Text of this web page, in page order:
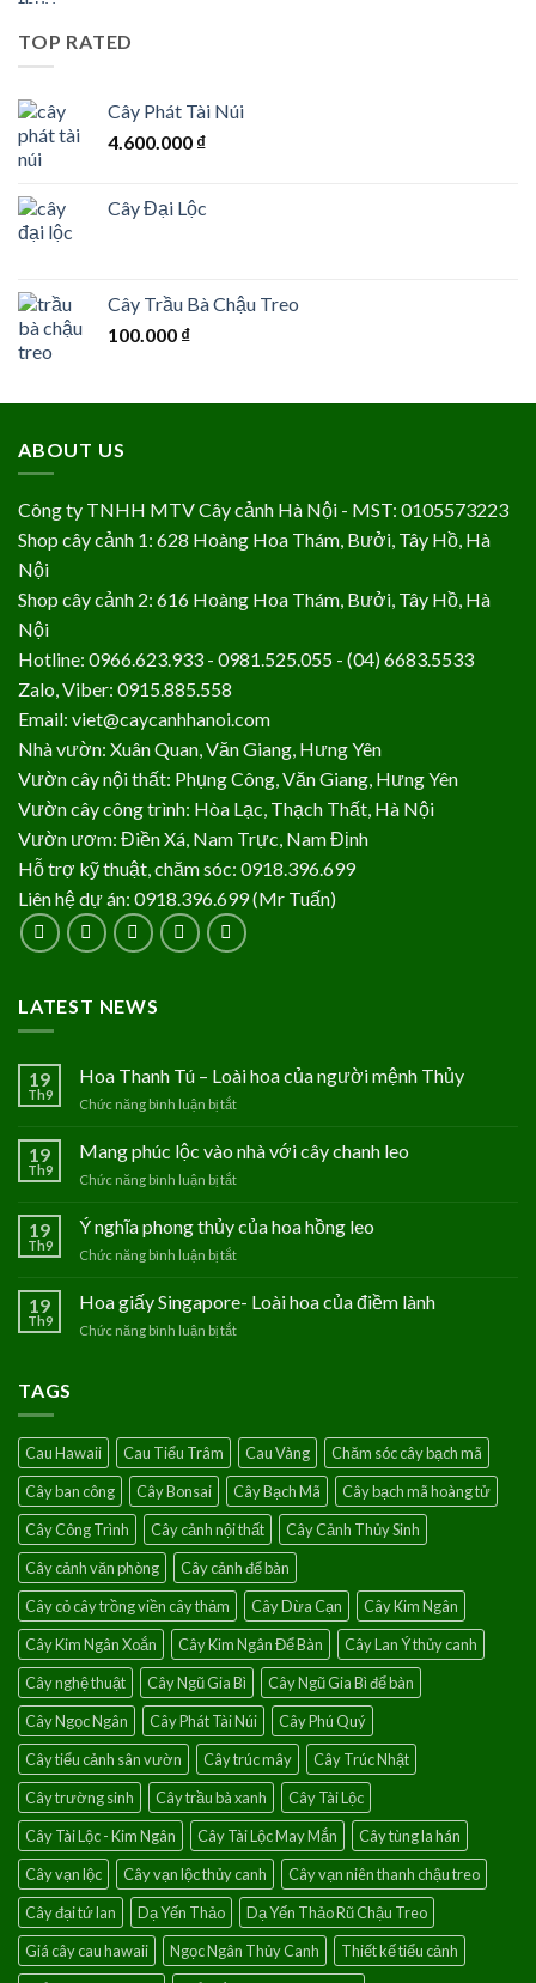
TOP RATED
Cây Phát Tài Núi
4.600.000 ₫
Cây Đại Lộc
Cây Trầu Bà Chậu Treo
100.000 ₫
ABOUT US
Công ty TNHH MTV Cây cảnh Hà Nội - MST: 0105573223
Shop cây cảnh 1: 628 Hoàng Hoa Thám, Bưởi, Tây Hồ, Hà
Nội
Shop cây cảnh 2: 616 Hoàng Hoa Thám, Bưởi, Tây Hồ, Hà
Nội
Hotline: 0966.623.933 - 0981.525.055 - (04) 6683.5533
Zalo, Viber: 0915.885.558
Email: viet@caycanhhanoi.com
Nhà vườn: Xuân Quan, Văn Giang, Hưng Yên
Vườn cây nội thất: Phụng Công, Văn Giang, Hưng Yên
Vườn cây công trình: Hòa Lạc, Thạch Thất, Hà Nội
Vườn ươm: Điền Xá, Nam Trực, Nam Định
Hỗ trợ kỹ thuật, chăm sóc: 0918.396.699
Liên hệ dự án: 0918.396.699 (Mr Tuấn)
LATEST NEWS
19
Th9
Hoa Thanh Tú – Loài hoa của người mệnh Thủy
Chức năng bình luận bị tắt
Thanh
hoa
Thủy
19
Th9
Mang phúc lộc vào nhà với cây chanh leo
Chức năng bình luận bị tắt
phúc
với
19
Th9
Ý nghĩa phong thủy của hoa hồng leo
Chức năng bình luận bị tắt
nghĩa
19
Th9
Hoa giấy Singapore- Loài hoa của điềm lành
Chức năng bình luận bị tắt
của
điềm
lành
TAGS
Cau Hawaii Cau Tiểu Trâm Cau Vàng
Chăm sóc cây bạch mã
Cây ban công
Cây Bonsai Cây Bạch Mã
Cây bạch mã hoàng tử
Cây Công Trình
Cây cảnh nội thất
Cây Cảnh Thủy Sinh
Cây cảnh văn phòng
Cây cảnh để bàn
Cây cỏ cây trồng viền cây thảm
Cây Dừa Cạn
Cây Kim Ngân
Cây Kim Ngân Xoắn
Cây Kim Ngân Để Bàn
Cây Lan Ý thủy canh
Cây nghệ thuật
Cây Ngũ Gia Bì
Cây Ngũ Gia Bì để bàn
Cây Ngọc Ngân
Cây Phát Tài Núi
Cây Phú Quý
Cây tiểu cảnh sân vườn
Cây trúc mây
Cây Trúc Nhật
Cây trường sinh
Cây trầu bà xanh
Cây Tài Lộc
Cây Tài Lộc - Kim Ngân
Cây Tài Lộc May Mắn
Cây tùng la hán
Cây vạn lộc
Cây vạn lộc thủy canh
Cây vạn niên thanh chậu treo
Cây đại tứ lan
Dạ Yến Thảo
Dạ Yến Thảo Rũ Chậu Treo
Giá cây cau hawaii
Ngọc Ngân Thủy Canh
Thiết kế tiểu cảnh